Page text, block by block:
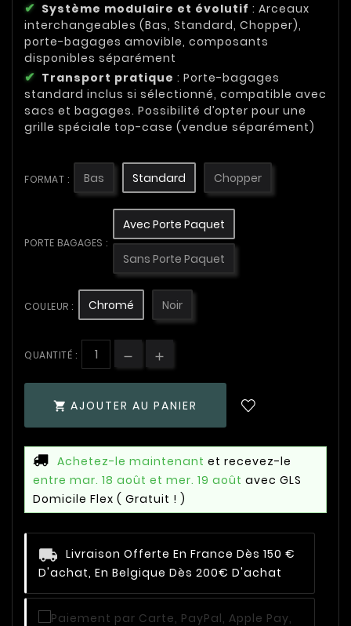
Système modulaire et évolutif : Arceaux
interchangeables (Bas, Standard, Chopper),
porte-bagages amovible, composants
disponibles séparément
Transport pratique : Porte-bagages
standard inclus si sélectionné, compatible avec
sacs et bagages. Possibilité d’opter pour une
grille spéciale top-case (vendue séparément)
FORMAT : Bas Standard Chopper
PORTE BAGAGES :
Avec Porte Paquet
Sans Porte Paquet
COULEUR : Chromé Noir
QUANTITÉ :
 AJOUTER AU PANIER
Achetez-le maintenant et recevez-le
entre mar. 18 août et mer. 19 août avec GLS
Domicile Flex ( Gratuit ! )
Livraison Offerte En France Dès 150 €
D'achat, En Belgique Dès 200€ D'achat